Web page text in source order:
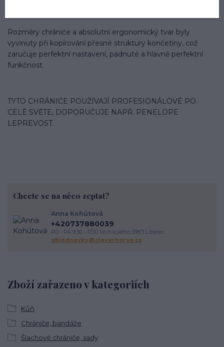
Rozměry chrániče a absolutní ergonomický tvar byly
vyvinuty při kopírování přesné struktury končetiny, což
zaručuje perfektní nastavení, padnuté a hlavně perfektní
funkčnost.
TYTO CHRÁNIČE POUŽÍVAJÍ PROFESIONÁLOVÉ PO
CELÉ SVĚTE, DOPORUČUJE NAPŘ. PENELOPE
LEPREVOST.
Zboží zařazeno v kategoriích
Kůň
Chrániče, bandáže
Šlachové chrániče, sady
Chcete se na něco zeptat?
Anna Kohútová
+420737880039
PO - PÁ 9.30 - 17.30 Vrchlického 338/3 Liberec
objednavky@cleverhorse.cz